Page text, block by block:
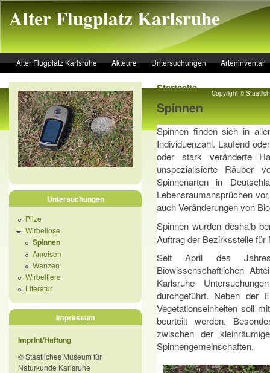
Alter Flugplatz Karlsruhe
Alter Flugplatz Karlsruhe Akteure Untersuchungen Arteninventar
Startseite
Spinnen
Spinnen finden sich in
Individuenzahl. Laufend
oder stark veränderte
unspezialisierte Räuber
Spinnenarten in
Lebensraumansprüchen
auch Veränderungen von
Spinnen wurden deshalb
Auftrag der Bezirksstelle
Seit April des
Biowissenschaftlichen
Karlsruhe
durchgeführt. Neben der
Vegetationseinheiten soll
beurteilt werden.
zwischen der
Spinnengemeinschaften.
Untersuchungen
Pilze
Wirbellose
Spinnen
Ameisen
Wanzen
Wirbeltiere
Literatur
Impressum
Imprint/Haftung
© Staatliches Museum für
Naturkunde Karlsruhe
Copyright ©